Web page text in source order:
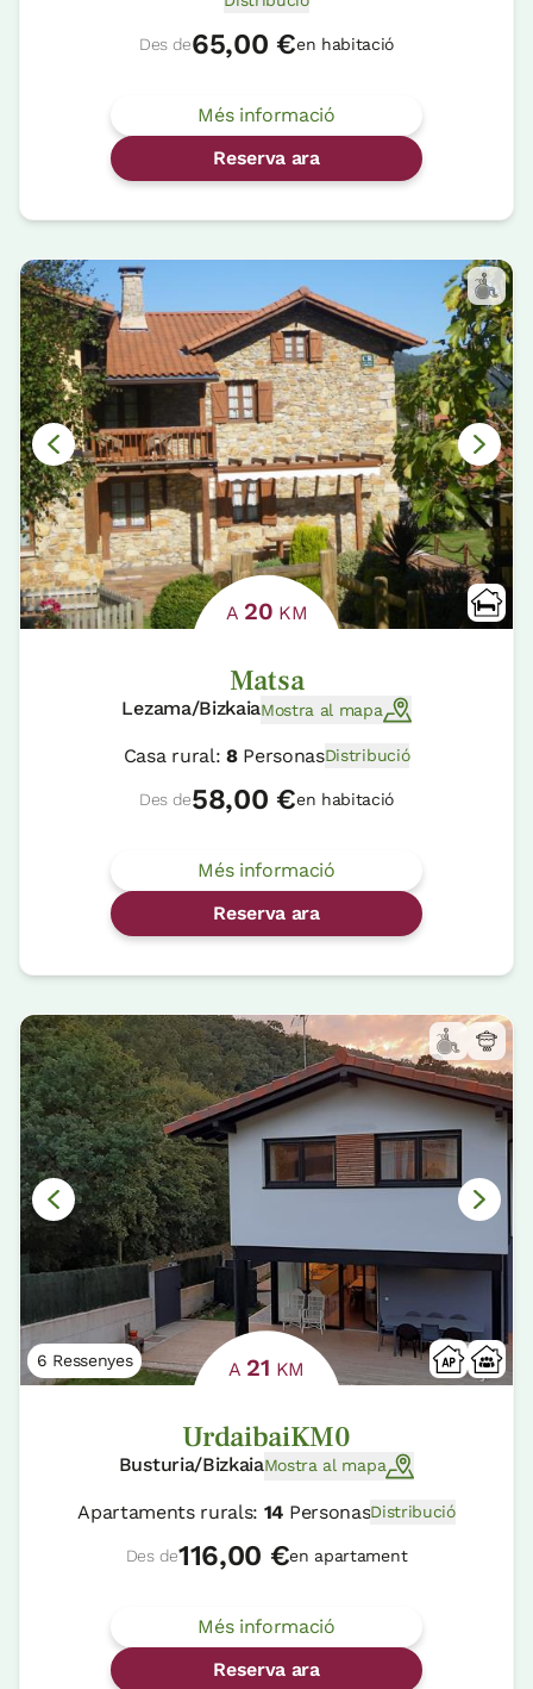
Des de65,00 €en habitació
Més informació
Reserva ara
A 20 KM
Matsa
Lezama/BizkaiaMostra al mapa
Casa rural: 8PersonasDistribució
Des de58,00 €en habitació
Més informació
Reserva ara
6 Ressenyes A 21 KM
UrdaibaiKM0
Busturia/BizkaiaMostra al mapa
Apartaments rurals: 14 PersonasDistribució
Des de116,00 €en apartament
Més informació
Reserva ara